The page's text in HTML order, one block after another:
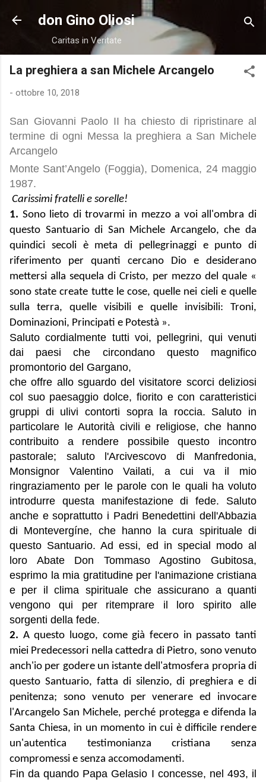
Passa ai contenuti principali
don Gino Oliosi
Caritas in Veritate
La preghiera a san Michele Arcangelo
- ottobre 10, 2018
San Giovanni Paolo II ha chiesto di ripristinare al
termine di ogni Messa la preghiera a San Michele
Arcangelo
Monte Sant’Angelo (Foggia), Domenica, 24 maggio
1987.
Carissimi fratelli e sorelle!
1. Sono lieto di trovarmi in mezzo a voi all'ombra di
questo Santuario di San Michele Arcangelo, che da
quindici secoli è meta di pellegrinaggi e punto di
riferimento per quanti cercano Dio e desiderano
mettersi alla sequela di Cristo, per mezzo del quale «
sono state create tutte le cose, quelle nei cieli e quelle
sulla terra, quelle visibili e quelle invisibili: Troni,
Dominazioni, Principati e Potestà ».
Saluto cordialmente tutti voi, pellegrini, qui venuti
dai paesi che circondano questo magnifico
promontorio del Gargano,
che offre allo sguardo del visitatore scorci deliziosi
col suo paesaggio dolce, fiorito e con caratteristici
gruppi di ulivi contorti sopra la roccia. Saluto in
particolare le Autorità civili e religiose, che hanno
contribuito a rendere possibile questo incontro
pastorale; saluto l'Arcivescovo di Manfredonia,
Monsignor Valentino Vailati, a cui va il mio
ringraziamento per le parole con le quali ha voluto
introdurre questa manifestazione di fede. Saluto
anche e soprattutto i Padri Benedettini dell'Abbazia
di Montevergíne, che hanno la cura spirituale di
questo Santuario. Ad essi, ed in special modo al
loro Abate Don Tommaso Agostino Gubitosa,
esprimo la mia gratitudine per l'animazione cristiana
e per il clima spirituale che assicurano a quanti
vengono qui per ritemprare il loro spirito alle
sorgenti della fede.
2. A questo luogo, come già fecero in passato tanti
miei Predecessori nella cattedra di Pietro, sono venuto
anch'io per godere un istante dell'atmosfera propria di
questo Santuario, fatta di silenzio, di preghiera e di
penitenza; sono venuto per venerare ed invocare
l'Arcangelo San Michele, perché protegga e difenda la
Santa Chiesa, in un momento in cui è difficile rendere
un'autentica testimonianza cristiana senza
compromessi e senza accomodamenti.
Fin da quando Papa Gelasio I concesse, nel 493, il